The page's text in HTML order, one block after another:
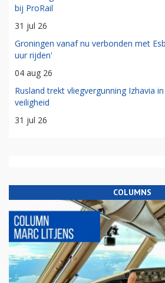
bij ProRail
31 jul 26
Groningen vanaf nu verbonden met
uur rijden'
04 aug 26
Rusland trekt vliegvergunning Izhavia
veiligheid
31 jul 26
COLUMNS